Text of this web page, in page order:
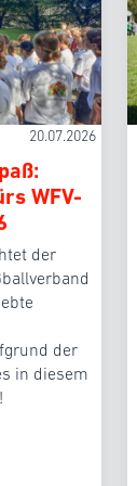
20.07.2026
WFV-
der
der
in diesem